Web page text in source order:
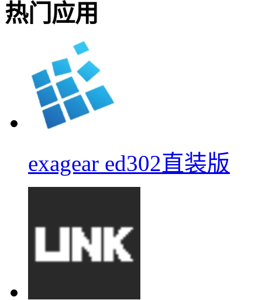
热门应用
exagear ed302直装版